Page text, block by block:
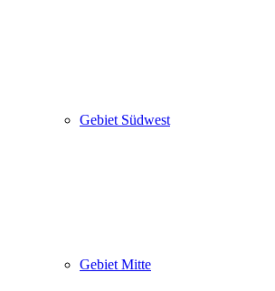
Gebiet Südwest
Gebiet Mitte